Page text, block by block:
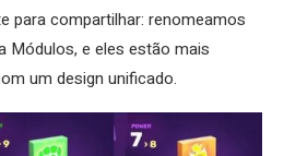
para compartilhar: renomeamos
Módulos, e eles estão mais
um design unificado.